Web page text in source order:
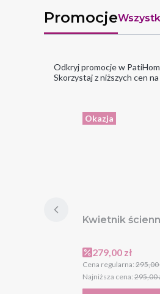
Promocje
Odkryj promocje w
Skorzystaj z niższych cen
Okazja
Cena promocyjna
279,00 zł
Cena regularna: 295,00
Najniższa cena: 295,00